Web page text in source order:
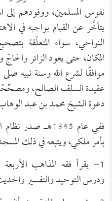
نفوس المسلمين، ووفودهم إلى
يتأخَّر عن القيام بواجبه في
النواحي، سواء المتعلّقة
المكان، حتى يعود الزائر والحاجّ
موافقًا لشرع الله وسنة نبيه
عقيدة السلف الصالح،
دعوة الشيخ محمد بن عبد
ففي عام 1345هـ
بأمر ملكي، ويتبعه في ذلك
1- يقرأ فقه المذاهب
ودرس التوحيد والتفسير